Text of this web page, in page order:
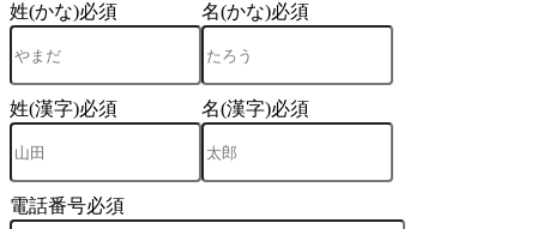
姓(かな)必須 名(かな)必須
姓(漢字)必須 名(漢字)必須
電話番号必須